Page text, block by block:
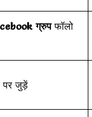
ग्रुपफॉलो
पर जुड़ें